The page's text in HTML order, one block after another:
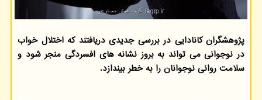
پژوهشگران کانادایی در بررسی جدیدی دریافتند که اختلال خواب
در نوجوانی می تواند به بروز نشانه های افسردگی منجر شود و
سلامت روانی نوجوانان را به خطر بیندازد.